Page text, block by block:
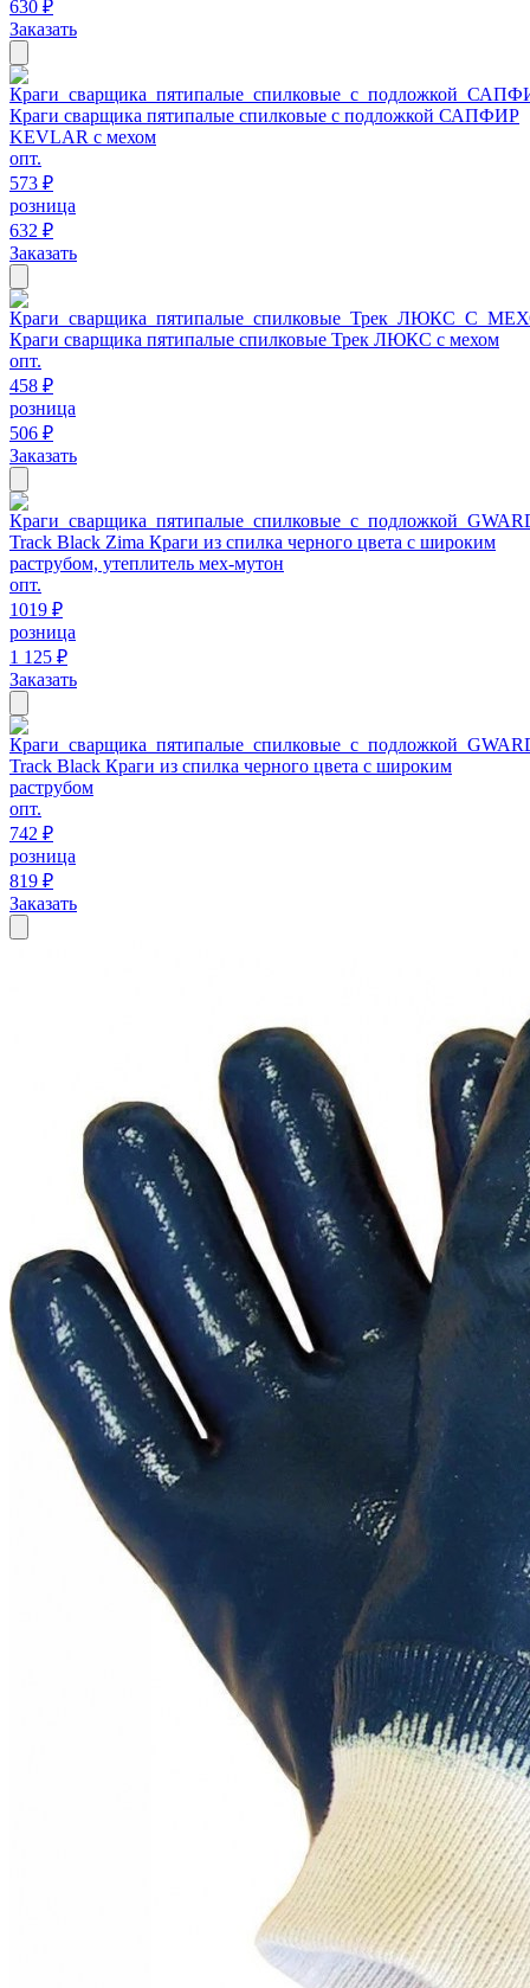
630 ₽
Заказать
Краги сварщика пятипалые спилковые с подложкой САПФИР
KEVLAR с мехом
опт.
573 ₽
розница
632 ₽
Заказать
Краги сварщика пятипалые спилковые Трек ЛЮКС с мехом
опт.
458 ₽
розница
506 ₽
Заказать
Track Black Zima Краги из спилка черного цвета с широким
раструбом, утеплитель мех-мутон
опт.
1019 ₽
розница
1 125 ₽
Заказать
Track Black Краги из спилка черного цвета с широким
раструбом
опт.
742 ₽
розница
819 ₽
Заказать